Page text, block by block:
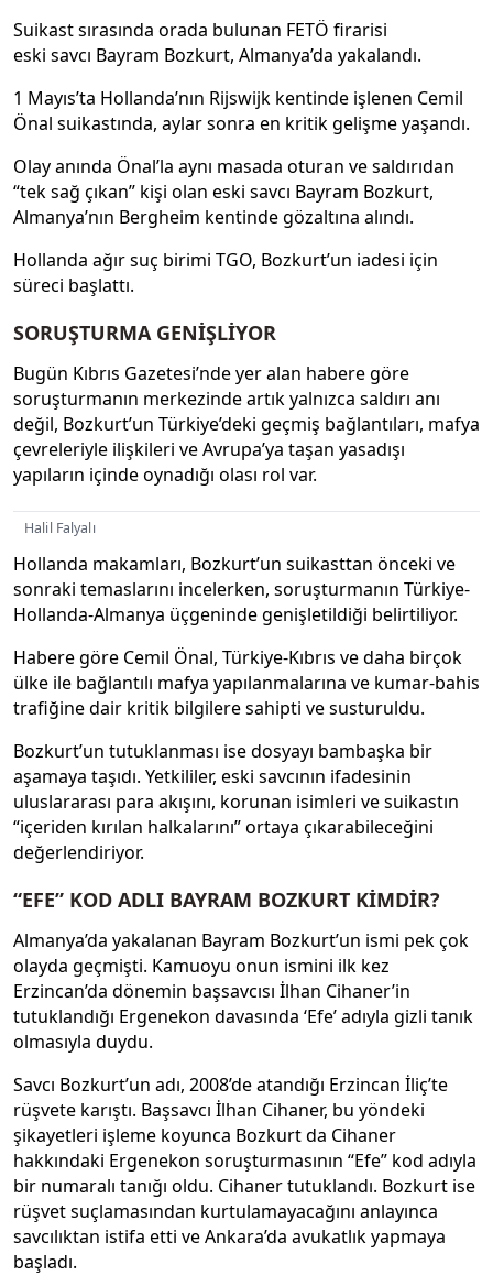
Suikast sırasında orada bulunan FETÖ firarisi
eski savcı Bayram Bozkurt, Almanya’da yakalandı.
1 Mayıs’ta Hollanda’nın Rijswijk kentinde işlenen Cemil
Önal suikastında, aylar sonra en kritik gelişme yaşandı.
Olay anında Önal’la aynı masada oturan ve saldırıdan
“tek sağ çıkan” kişi olan eski savcı Bayram Bozkurt,
Almanya’nın Bergheim kentinde gözaltına alındı.
Hollanda ağır suç birimi TGO, Bozkurt’un iadesi için
süreci başlattı.
SORUŞTURMA GENİŞLİYOR
Bugün Kıbrıs Gazetesi’nde yer alan habere göre
soruşturmanın merkezinde artık yalnızca saldırı anı
değil, Bozkurt’un Türkiye’deki geçmiş bağlantıları, mafya
çevreleriyle ilişkileri ve Avrupa’ya taşan yasadışı
yapıların içinde oynadığı olası rol var.
Halil Falyalı
Hollanda makamları, Bozkurt’un suikasttan önceki ve
sonraki temaslarını incelerken, soruşturmanın Türkiye-
Hollanda-Almanya üçgeninde genişletildiği belirtiliyor.
Habere göre Cemil Önal, Türkiye-Kıbrıs ve daha birçok
ülke ile bağlantılı mafya yapılanmalarına ve kumar-bahis
trafiğine dair kritik bilgilere sahipti ve susturuldu.
Bozkurt’un tutuklanması ise dosyayı bambaşka bir
aşamaya taşıdı. Yetkililer, eski savcının ifadesinin
uluslararası para akışını, korunan isimleri ve suikastın
“içeriden kırılan halkalarını” ortaya çıkarabileceğini
değerlendiriyor.
“EFE” KOD ADLI BAYRAM BOZKURT KİMDİR?
Almanya’da yakalanan Bayram Bozkurt’un ismi pek çok
olayda geçmişti. Kamuoyu onun ismini ilk kez
Erzincan’da dönemin başsavcısı İlhan Cihaner’in
tutuklandığı Ergenekon davasında ‘Efe’ adıyla gizli tanık
olmasıyla duydu.
Savcı Bozkurt’un adı, 2008’de atandığı Erzincan İliç’te
rüşvete karıştı. Başsavcı İlhan Cihaner, bu yöndeki
şikayetleri işleme koyunca Bozkurt da Cihaner
hakkındaki Ergenekon soruşturmasının “Efe” kod adıyla
bir numaralı tanığı oldu. Cihaner tutuklandı. Bozkurt ise
rüşvet suçlamasından kurtulamayacağını anlayınca
savcılıktan istifa etti ve Ankara’da avukatlık yapmaya
başladı.